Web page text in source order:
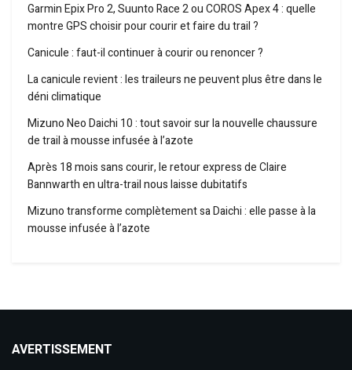
Garmin Epix Pro 2, Suunto Race 2 ou COROS Apex 4 : quelle
montre GPS choisir pour courir et faire du trail ?
Canicule : faut-il continuer à courir ou renoncer ?
La canicule revient : les traileurs ne peuvent plus être dans le
déni climatique
Mizuno Neo Daichi 10 : tout savoir sur la nouvelle chaussure
de trail à mousse infusée à l’azote
Après 18 mois sans courir, le retour express de Claire
Bannwarth en ultra-trail nous laisse dubitatifs
Mizuno transforme complètement sa Daichi : elle passe à la
mousse infusée à l’azote
AVERTISSEMENT